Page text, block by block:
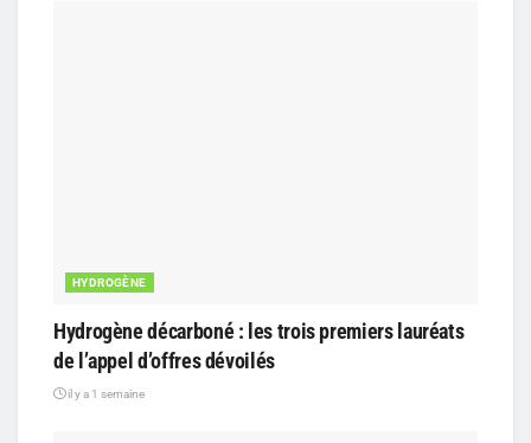
HYDROGÈNE
Hydrogène décarboné : les trois premiers lauréats
de l’appel d’offres dévoilés
il y a 1 semaine